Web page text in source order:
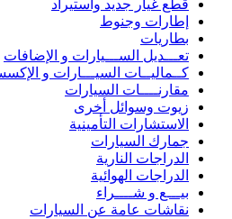
قطع غيار جديد واستيراد
إطارات وجنوط
بطاريات
تعـــديل الســـيارات و الإضافات
كــماليــات السيـــارات و
مقارنــــات السيارات
زيوت وسوائل أخرى
الاستشارات التأمينية
جمارك السيارات
الدراجات النارية
الدراجات الهوائية
بيـــع و شــــراء
نقاشات عامة عن السيارات